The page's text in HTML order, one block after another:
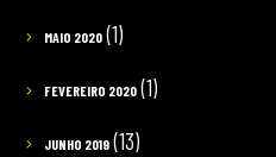
MAIO 2020(1)
FEVEREIRO 2020(1)
JUNHO 2019(13)